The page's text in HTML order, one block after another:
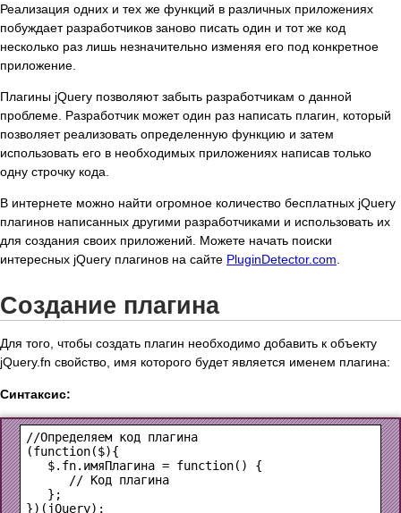
Реализация одних и тех же функций в различных приложениях
побуждает разработчиков заново писать один и тот же код
несколько раз лишь незначительно изменяя его под конкретное
приложение.
Плагины jQuery позволяют забыть разработчикам о данной
проблеме. Разработчик может один раз написать плагин, который
позволяет реализовать определенную функцию и затем
использовать его в необходимых приложениях написав только
одну строчку кода.
В интернете можно найти огромное количество бесплатных jQuery
плагинов написанных другими разработчиками и использовать их
для создания своих приложений. Можете начать поиски
интересных jQuery плагинов на сайте PluginDetector.com.
Создание плагина
Для того, чтобы создать плагин необходимо добавить к объекту
jQuery.fn свойство, имя которого будет является именем плагина:
Синтаксис:
(function($){
   $.fn.имяПлагина = function() {
      // Код плагина
   };
})(jQuery);